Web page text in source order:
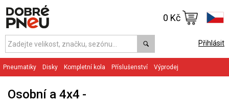
Přihlásit
0 Kč
Pneumatiky Disky Kompletní kola Příslušenství Výprodej
Osobní a 4x4